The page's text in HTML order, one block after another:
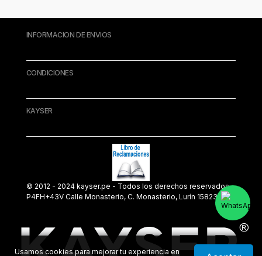
INFORMACION DE ENVIOS
CONDICIONES
KAYSER
© 2012 - 2024 kayser.pe - Todos los derechos reservados.
P4FH+43V Calle Monasterio, C. Monasterio, Lurín 15823
Usamos cookies para mejorar tu experiencia en